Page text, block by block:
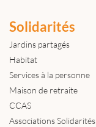
Solidarités
Jardins partagés
Habitat
Services à la personne
Maison de retraite
CCAS
Associations Solidarités